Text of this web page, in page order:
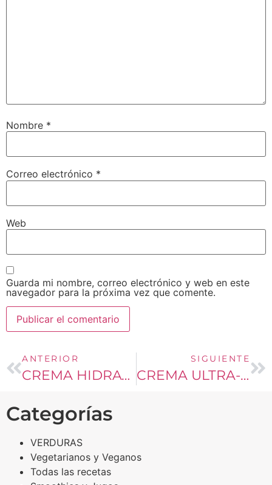
Nombre *
Correo electrónico *
Web
Guarda mi nombre, correo electrónico y web en este
navegador para la próxima vez que comente.
ANTERIOR
CREMA HIDRATANTE DE AGUACATES Y ALMENDRAS
SIGUIENTE
CREMA ULTRA-HIDRATANTE ESPECIAL PARA PIELES SECAS
Categorías
VERDURAS
Vegetarianos y Veganos
Todas las recetas